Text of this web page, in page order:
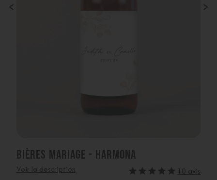
‹ ›
BIÈRES MARIAGE - HARMONA
Voir la description 10 avis